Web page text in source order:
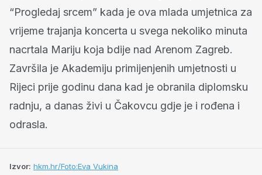
“Progledaj srcem” kada je ova mlada umjetnica za
vrijeme trajanja koncerta u svega nekoliko minuta
nacrtala Mariju koja bdije nad Arenom Zagreb.
Završila je Akademiju primijenjenih umjetnosti u
Rijeci prije godinu dana kad je obranila diplomsku
radnju, a danas živi u Čakovcu gdje je i rođena i
odrasla.
Izvor: hkm.hr/Foto:Eva Vukina